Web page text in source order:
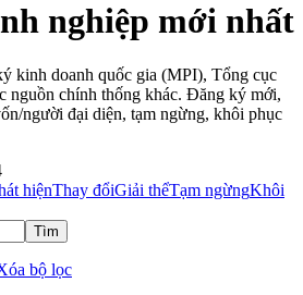
nghiệp mới nhất
kinh doanh quốc gia (MPI), Tổng cục
nguồn chính thống khác. Đăng ký mới,
người đại diện, tạm ngừng, khôi phục
hiệnThay đổiGiải thểTạm ngừngKhôi
Tìm
bộ lọc